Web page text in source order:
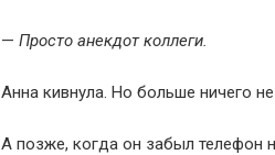
— Просто анекдот коллеги.
Анна кивнула. Но больше ничего
А позже, когда он забыл телефон